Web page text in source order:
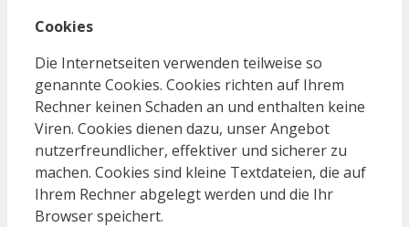
Cookies
Die Internetseiten verwenden teilweise so
genannte Cookies. Cookies richten auf Ihrem
Rechner keinen Schaden an und enthalten keine
Viren. Cookies dienen dazu, unser Angebot
nutzerfreundlicher, effektiver und sicherer zu
machen. Cookies sind kleine Textdateien, die auf
Ihrem Rechner abgelegt werden und die Ihr
Browser speichert.